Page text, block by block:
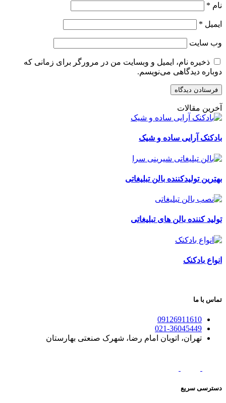
نام *
ایمیل *
وب‌ سایت
ذخیره نام، ایمیل و وبسایت من در مرورگر برای زمانی که
دوباره دیدگاهی می‌نویسم.
آخرین مقالات
بادکنک آرایی ساده و شیک
بهترین تولیدکننده بالن تبلیغاتی
تولید کننده بالن های تبلیغاتی
انواع بادکنک
تماس با ما
09126911610
021-36045449
تهران، اتوبان امام رضا، شهرک صنعتی بهارستان
دسترسی سریع